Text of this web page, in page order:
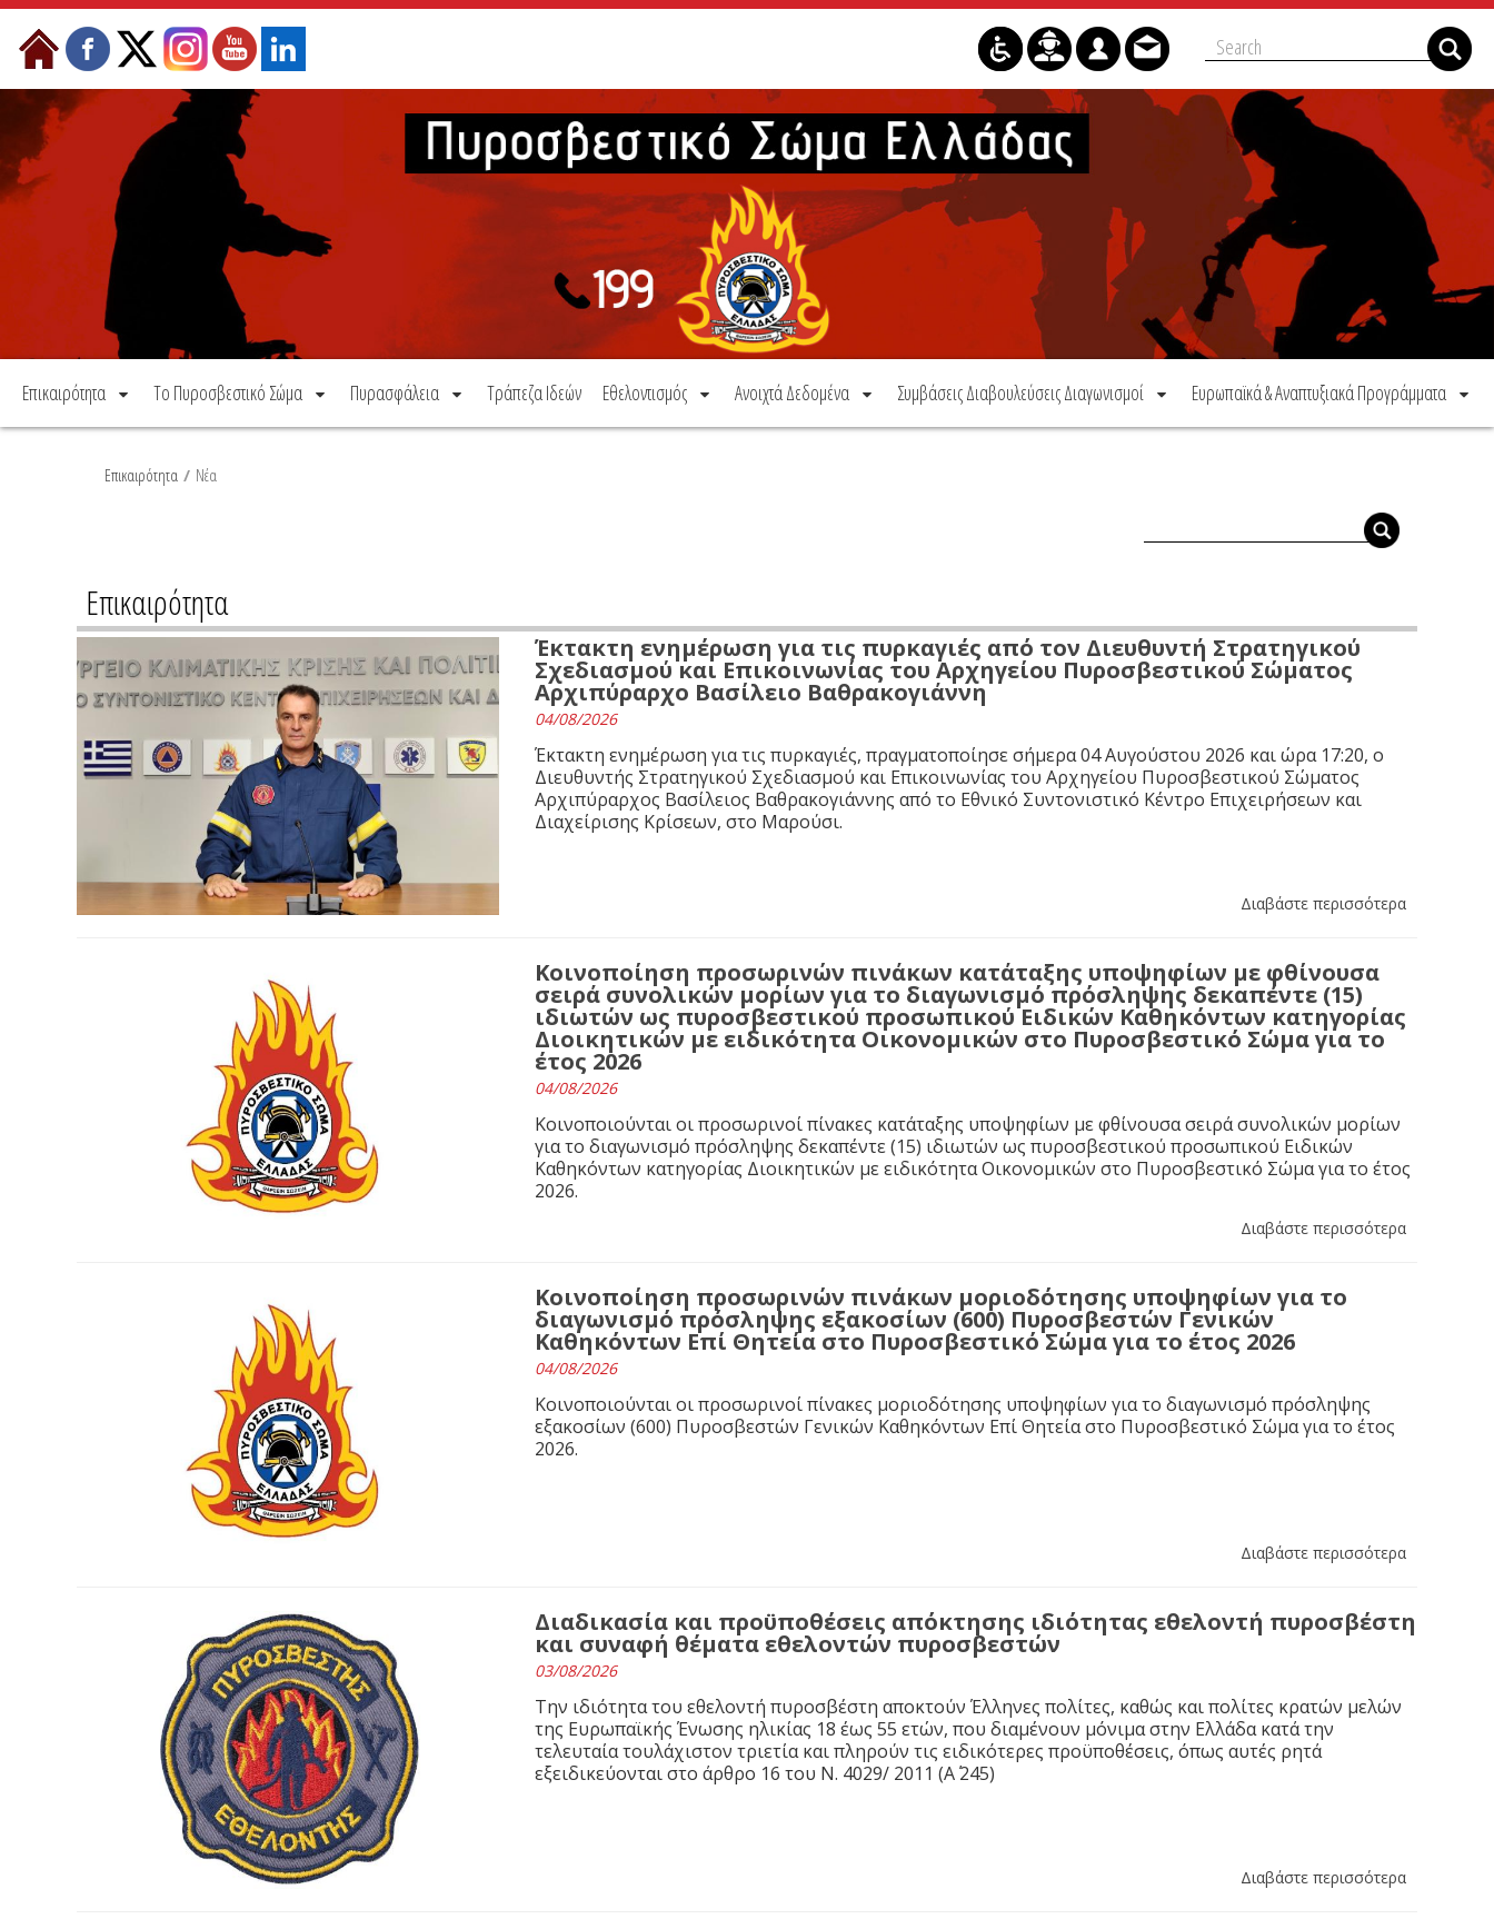
Μετάβαση στο περιεχόμενο
Επικαιρότητα Το Πυροσβεστικό Σώμα Πυρασφάλεια Τράπεζα Ιδεών Εθελοντισμός Ανοιχτά Δεδομένα Συμβάσεις Διαβουλεύσεις Διαγωνισμοί Ευρωπαϊκά & Αναπτυξιακά Προγράμματα
Επικαιρότητα / Νέα
Επικαιρότητα
Έκτακτη ενημέρωση για τις πυρκαγιές από τον Διευθυντή Στρατηγικού
Σχεδιασμού και Επικοινωνίας του Αρχηγείου Πυροσβεστικού Σώματος
Αρχιπύραρχο Βασίλειο Βαθρακογιάννη
04/08/2026
Έκτακτη ενημέρωση για τις πυρκαγιές, πραγματοποίησε σήμερα 04 Αυγούστου 2026 και ώρα 17:20, ο
Διευθυντής Στρατηγικού Σχεδιασμού και Επικοινωνίας του Αρχηγείου Πυροσβεστικού Σώματος
Αρχιπύραρχος Βασίλειος Βαθρακογιάννης από το Εθνικό Συντονιστικό Κέντρο Επιχειρήσεων και
Διαχείρισης Κρίσεων, στο Μαρούσι.
Διαβάστε περισσότερα
Κοινοποίηση προσωρινών πινάκων κατάταξης υποψηφίων με φθίνουσα
σειρά συνολικών μορίων για το διαγωνισμό πρόσληψης δεκαπέντε (15)
ιδιωτών ως πυροσβεστικού προσωπικού Ειδικών Καθηκόντων κατηγορίας
Διοικητικών με ειδικότητα Οικονομικών στο Πυροσβεστικό Σώμα για το
έτος 2026
04/08/2026
Κοινοποιούνται οι προσωρινοί πίνακες κατάταξης υποψηφίων με φθίνουσα σειρά συνολικών μορίων
για το διαγωνισμό πρόσληψης δεκαπέντε (15) ιδιωτών ως πυροσβεστικού προσωπικού Ειδικών
Καθηκόντων κατηγορίας Διοικητικών με ειδικότητα Οικονομικών στο Πυροσβεστικό Σώμα για το έτος
2026.
Διαβάστε περισσότερα
Κοινοποίηση προσωρινών πινάκων μοριοδότησης υποψηφίων για το
διαγωνισμό πρόσληψης εξακοσίων (600) Πυροσβεστών Γενικών
Καθηκόντων Επί Θητεία στο Πυροσβεστικό Σώμα για το έτος 2026
04/08/2026
Κοινοποιούνται οι προσωρινοί πίνακες μοριοδότησης υποψηφίων για το διαγωνισμό πρόσληψης
εξακοσίων (600) Πυροσβεστών Γενικών Καθηκόντων Επί Θητεία στο Πυροσβεστικό Σώμα για το έτος
2026.
Διαβάστε περισσότερα
Διαδικασία και προϋποθέσεις απόκτησης ιδιότητας εθελοντή πυροσβέστη
και συναφή θέματα εθελοντών πυροσβεστών
03/08/2026
Την ιδιότητα του εθελοντή πυροσβέστη αποκτούν Έλληνες πολίτες, καθώς και πολίτες κρατών μελών
της Ευρωπαϊκής Ένωσης ηλικίας 18 έως 55 ετών, που διαμένουν μόνιμα στην Ελλάδα κατά την
τελευταία τουλάχιστον τριετία και πληρούν τις ειδικότερες προϋποθέσεις, όπως αυτές ρητά
εξειδικεύονται στο άρθρο 16 του N. 4029/ 2011 (Α΄ 245)
Διαβάστε περισσότερα